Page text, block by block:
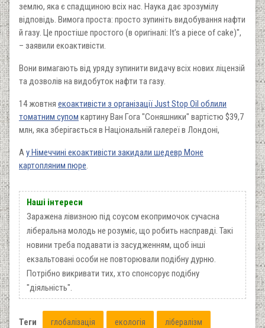
землю, яка є спадщиною всіх нас. Наука дає зрозумілу
відповідь. Вимога проста: просто зупиніть видобування нафти
й газу. Це простіше простого (в оригіналі: It’s a piece of cake)",
– заявили екоактивісти.
Вони вимагають від уряду зупинити видачу всіх нових ліцензій
та дозволів на видобуток нафти та газу.
14 жовтня екоактивісти з організації Just Stop Oil облили
томатним супом картину Ван Гога "Соняшники" вартістю $39,7
млн, яка зберігається в Національній галереї в Лондоні,
Ау Німеччині екоактивісти закидали шедевр Моне
картопляним пюре.
Наші інтереси
Заражена лівизною під соусом екопримочок сучасна
ліберальна молодь не розуміє, що робить насправді. Такі
новини треба подавати із засудженням, щоб інші
екзальтовані особи не повторювали подібну дурню.
Потрібно викривати тих, хто спонсорує подібну
"діяльність".
Теги глобалізація екологія лібералізм